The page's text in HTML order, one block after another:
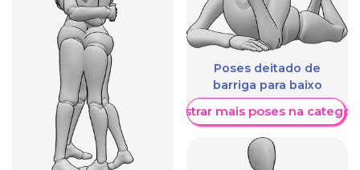
Poses deitado de
barriga para baixo
Mostrar mais poses na